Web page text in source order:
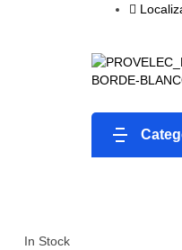
In Stock